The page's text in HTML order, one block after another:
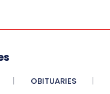
OBITUARIES